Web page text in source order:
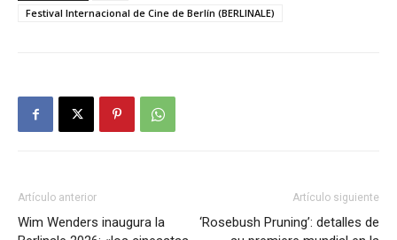
Festival Internacional de Cine de Berlín (BERLINALE)
Artículo anterior
Wim Wenders inaugura la
Artículo siguiente
‘Rosebush Pruning’: detalles de